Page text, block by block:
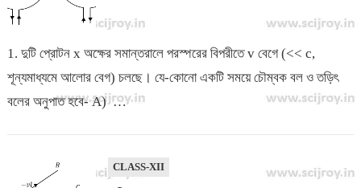
1. দুটি প্রোটন x অক্ষের সমান্তরালে পরস্পরের বিপরীতে v বেগে (<< c,
শূন্যমাধ্যমে আলোর বেগ) চলছে। যে-কোনো একটি সময়ে চৌম্বক বল ও তড়িৎ
বলের অনুপাত হবে- A) …
CLASS-XII